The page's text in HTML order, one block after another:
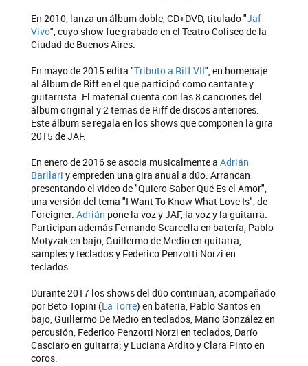
En 2010, lanza un álbum doble, CD+DVD, titulado "Jaf
Vivo", cuyo show fue grabado en el Teatro Coliseo de la
Ciudad de Buenos Aires.
En mayo de 2015 edita "Tributo a Riff VII", en homenaje
al álbum de Riff en el que participó como cantante y
guitarrista. El material cuenta con las 8 canciones del
álbum original y 2 temas de Riff de discos anteriores.
Este álbum se regala en los shows que componen la gira
2015 de JAF.
En enero de 2016 se asocia musicalmente a Adrián
Barilari y empreden una gira anual a dúo. Arrancan
presentando el video de "Quiero Saber Qué Es el Amor",
una versión del tema "I Want To Know What Love Is", de
Foreigner. Adrián pone la voz y JAF, la voz y la guitarra.
Participan además Fernando Scarcella en batería, Pablo
Motyzak en bajo, Guillermo de Medio en guitarra,
samples y teclados y Federico Penzotti Norzi en
teclados.
Durante 2017 los shows del dúo continúan, acompañado
por Beto Topini (La Torre) en batería, Pablo Santos en
bajo, Guillermo De Medio en teclados, Mario González en
percusión, Federico Penzotti Norzi en teclados, Darío
Casciaro en guitarra; y Luciana Ardito y Clara Pinto en
coros.